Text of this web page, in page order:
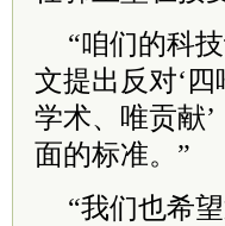
“咱们的科
文提出反对‘
学术、唯贡献
面的标准。”
“我们也希